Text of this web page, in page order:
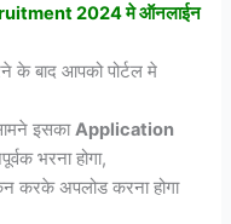
2024 मे ऑनलाईन
के बाद आपको पोर्टल मे
इसकाApplication
भरना होगा,
करके अपलोड करना होगा